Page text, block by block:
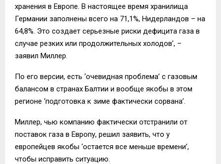
хранения в Европе. В настоящее время хранилища
Германии заполнены всего на 71,1%, Нидерландов – на
64,8%. Это создает серьезные риски дефицита газа в
случае резких или продолжительных холодов’, –
заявил Миллер.
По его версии, есть ‘очевидная проблема’ с газовым
балансом в странах Балтии и вообще якобы в этом
регионе ‘подготовка к зиме фактически сорвана’.
Миллер, чью компанию фактически отстранили от
поставок газа в Европу, решил заявить, что у
европейцев якобы ‘остается все меньше времени’,
чтобы исправить ситуацию.